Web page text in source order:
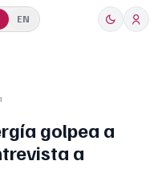
EN
golpea a
a